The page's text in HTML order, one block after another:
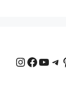
Instagram Facebook YouTube Telegram Pinterest